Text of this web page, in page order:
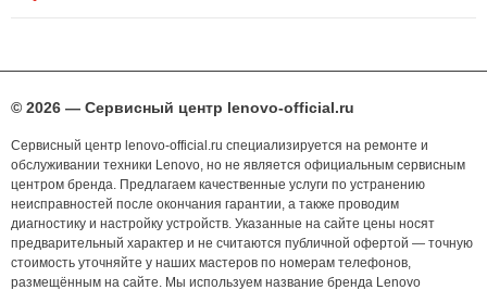
© 2026 — Сервисный центр lenovo-official.ru
Сервисный центр lenovo-official.ru специализируется на ремонте и
обслуживании техники Lenovo, но не является официальным сервисным
центром бренда. Предлагаем качественные услуги по устранению
неисправностей после окончания гарантии, а также проводим
диагностику и настройку устройств. Указанные на сайте цены носят
предварительный характер и не считаются публичной офертой — точную
стоимость уточняйте у наших мастеров по номерам телефонов,
размещённым на сайте. Мы используем название бренда Lenovo